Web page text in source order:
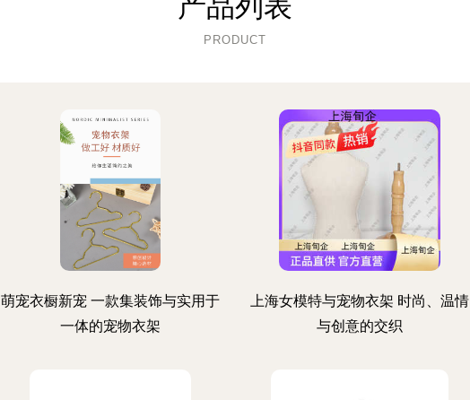
PRODUCT
萌宠衣橱新宠 一款集装饰与实用于
一体的宠物衣架
上海女模特与宠物衣架 时尚、温情
与创意的交织